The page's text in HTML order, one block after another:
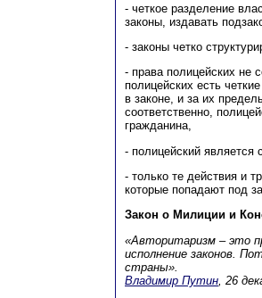
- четкое разделение
законы, издавать
- законы четко
- права полицейских не
полицейских есть
в законе, и за их
соответственно,
гражданина,
- полицейский является
- только те действия и
которые попадают под
Закон о Милиции и
«Авторитаризм – это
исполнение законов.
страны».
Владимир Путин , 26